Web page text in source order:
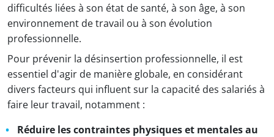
difficultés liées à son état de santé, à son âge, à son
environnement de travail ou à son évolution
professionnelle.
Pour prévenir la désinsertion professionnelle, il est
essentiel d'agir de manière globale, en considérant
divers facteurs qui influent sur la capacité des salariés à
faire leur travail, notamment :
Réduire les contraintes physiques et mentales au